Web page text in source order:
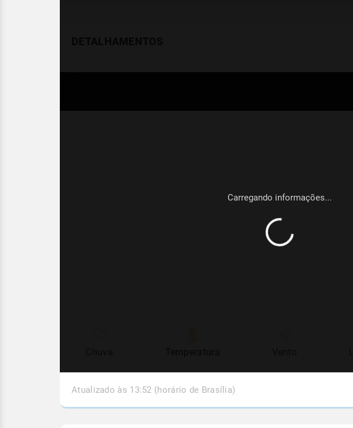
Atualizado às 13:52 (horário de Brasília)